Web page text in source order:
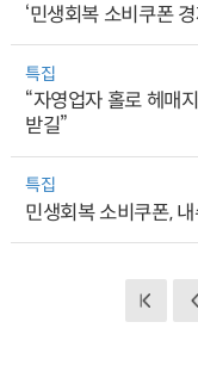
‘민생회복 소비쿠폰
특집
“자영업자 홀로 헤매
받길”
특집
민생회복 소비쿠폰,